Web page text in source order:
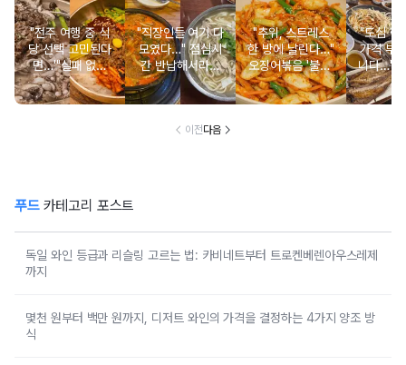
"전주 여행 중 식
당 선택 고민된다
면…'"실패 없는
맛집 TOP 3
"직장인들 여기 다
모였다…" 점심시
간 반납해서라도
먹는 여의도 맛집
BEST 3
"추위, 스트레스
한 방에 날린다…"
오징어볶음 '불맛'
나게 만드는 비법
"도심 한
가격 부
니다…"
직장인
이전다음
푸드카테고리 포스트
독일 와인 등급과 리슬링 고르는 법: 카비네트부터 트로켄베렌아우스레제
까지
몇천 원부터 백만 원까지, 디저트 와인의 가격을 결정하는 4가지 양조 방
식